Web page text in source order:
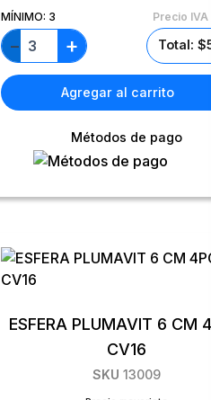
MÍNIMO: 3 Precio IVA
− + Total:
Agregar al carrito
Métodos de pago
ESFERA PLUMAVIT 6 CM
CV16
SKU 13009